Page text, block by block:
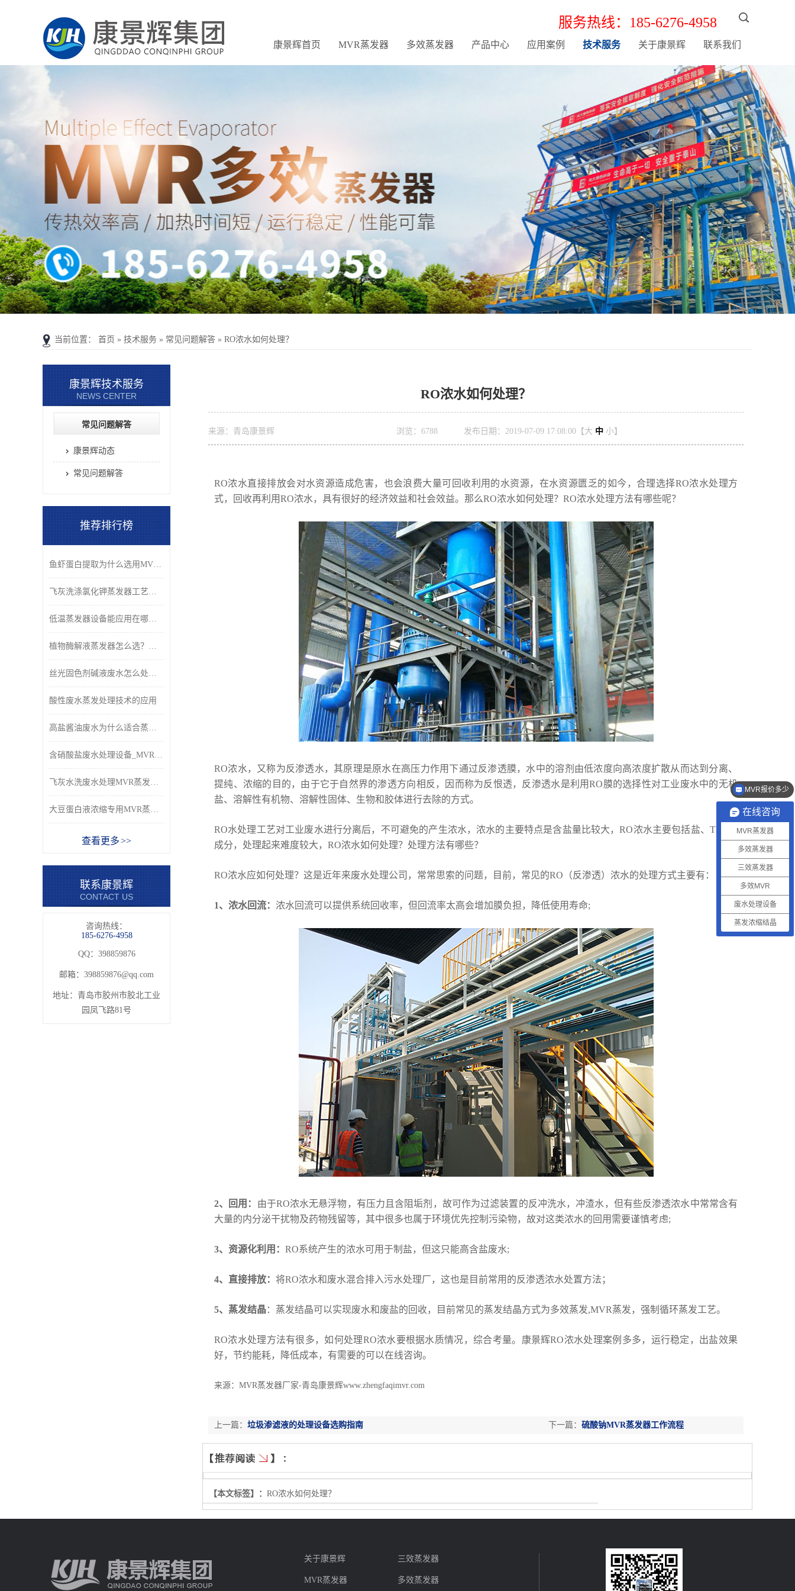
服务热线：185-6276-4958
康景辉首页 MVR蒸发器 多效蒸发器 产品中心 应用案例 技术服务 关于康景辉 联系我们
当前位置： 首页 » 技术服务 » 常见问题解答 » RO浓水如何处理？
RO浓水如何处理？
来源：青岛康景辉 浏览： 6788 发布日期：2019-07-09 17:08:00【 大 中 小】
RO浓水直接排放会对水资源造成危害，也会浪费大量可回收利用的水资源，在水资源匮乏的如今，合理选择RO浓水处理方
式，回收再利用RO浓水，具有很好的经济效益和社会效益。那么RO浓水如何处理？RO浓水处理方法有哪些呢？
RO浓水，又称为反渗透水，其原理是原水在高压力作用下通过反渗透膜，水中的溶剂由低浓度向高浓度扩散从而达到分离、
提纯、浓缩的目的，由于它于自然界的渗透方向相反，因而称为反恨透，反渗透水是利用RO膜的选择性对工业废水中的无机
盐、溶解性有机物、溶解性固体、生物和胶体进行去除的方式。
RO水处理工艺对工业废水进行分离后，不可避免的产生浓水，浓水的主要特点是含盐量比较大，RO浓水主要包括盐、TDS等
成分，处理起来难度较大，RO浓水如何处理？处理方法有哪些？
RO浓水应如何处理？这是近年来废水处理公司，常常思索的问题，目前，常见的RO（反渗透）浓水的处理方式主要有：
1、浓水回流： 浓水回流可以提供系统回收率，但回流率太高会增加膜负担，降低使用寿命;
2、回用： 由于RO浓水无悬浮物，有压力且含阻垢剂，故可作为过滤装置的反冲洗水，冲渣水，但有些反渗透浓水中常常含有
大量的内分泌干扰物及药物残留等，其中很多也属于环境优先控制污染物，故对这类浓水的回用需要谨慎考虑;
3、资源化利用： RO系统产生的浓水可用于制盐，但这只能高含盐废水;
4、直接排放： 将RO浓水和废水混合排入污水处理厂，这也是目前常用的反渗透浓水处置方法；
5、蒸发结晶：蒸发结晶可以实现废水和废盐的回收，目前常见的蒸发结晶方式为多效蒸发,MVR蒸发，强制循环蒸发工艺。
RO浓水处理方法有很多，如何处理RO浓水要根据水质情况，综合考量。康景辉RO浓水处理案例多多，运行稳定，出盐效果
好，节约能耗，降低成本，有需要的可以在线咨询。
来源：MVR蒸发器厂家-青岛康景辉www.zhengfaqimvr.com
下一篇： 硫酸钠MVR蒸发器工作流程
上一篇： 垃圾渗滤液的处理设备选购指南
【本文标签】： RO浓水如何处理？
【责任编辑】：康景辉 版权所有：{}/a>转载请注明出处
康景辉技术服务
NEWS CENTER
常见问题解答
康景辉动态
常见问题解答
推荐排行榜
鱼虾蛋白提取为什么选用MVR蒸发器？
飞灰洗涤氯化钾蒸发器工艺原理与应用
低温蒸发器设备能应用在哪些行业？
植物酶解液蒸发器怎么选？康景辉低温浓缩工艺与设备解析
丝光固色剂碱液废水怎么处理好？
酸性废水蒸发处理技术的应用
高盐酱油废水为什么适合蒸发法？
含硝酸盐废水处理设备_MVR蒸发结晶回收
飞灰水洗废水处理MVR蒸发分盐系统_康景辉
大豆蛋白液浓缩专用MVR蒸发器_青岛康景辉厂家
查看更多 >>
联系康景辉
CONTACT US
咨询热线：
185-6276-4958
QQ：398859876
邮箱： 398859876@qq.com
地址：青岛市胶州市胶北工业
园凤飞路81号
关于康景辉 三效蒸发器
MVR蒸发器 多效蒸发器
在线咨询
MVR蒸发器
多效蒸发器
三效蒸发器
多效MVR
废水处理设备
蒸发浓缩结晶
MVR报价多少